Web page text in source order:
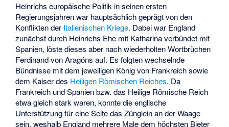
Heinrichs europäische Politik in seinen ersten
Regierungsjahren war hauptsächlich geprägt von den
Konflikten der Italienischen Kriege. Dabei war England
zunächst durch Heinrichs Ehe mit Katharina verbündet mit
Spanien, löste dieses aber nach wiederholten Wortbrüchen
Ferdinand von Aragóns auf. Es folgten wechselnde
Bündnisse mit dem jeweiligen König von Frankreich sowie
dem Kaiser des Heiligen Römischen Reiches. Da
Frankreich und Spanien bzw. das Heilige Römische Reich
etwa gleich stark waren, konnte die englische
Unterstützung für eine Seite das Zünglein an der Waage
sein, weshalb England mehrere Male dem höchsten Bieter